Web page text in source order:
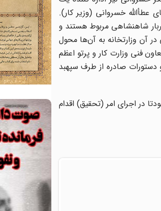
خسروانی (وزیر کار).
شاهنشاهی مربوط هستند و
آن وزارتخانه به آن‌ها محول
فنی وزارت کار و پرتو اعظم
دستورات صادره از طرف سپهبد
مزبور به کمیته هیئتهای مزبور (321)... 313 رونوشت به بخش 321 داده شودتا در اجرای امر (تحقیق‌) اقدام